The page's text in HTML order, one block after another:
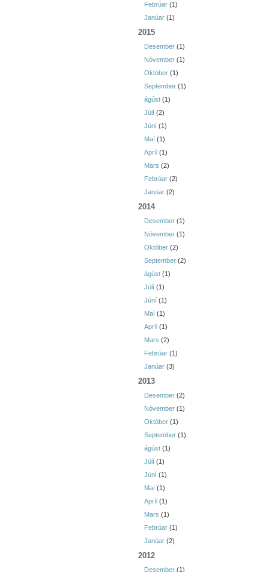
Febrúar (1)
Janúar (1)
2015
Desember (1)
Nóvember (1)
Október (1)
September (1)
ágúst (1)
Júlí (2)
Júní (1)
Maí (1)
Apríl (1)
Mars (2)
Febrúar (2)
Janúar (2)
2014
Desember (1)
Nóvember (1)
Október (2)
September (2)
ágúst (1)
Júlí (1)
Júní (1)
Maí (1)
Apríl (1)
Mars (2)
Febrúar (1)
Janúar (3)
2013
Desember (2)
Nóvember (1)
Október (1)
September (1)
ágúst (1)
Júlí (1)
Júní (1)
Maí (1)
Apríl (1)
Mars (1)
Febrúar (1)
Janúar (2)
2012
Desember (1)